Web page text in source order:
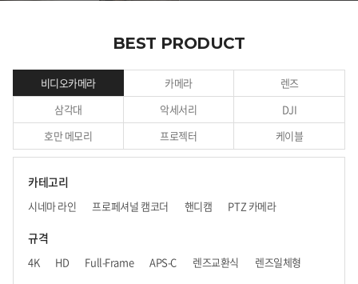
BEST PRODUCT
비디오카메라 카메라
렌즈
삼각대
악세서리
DJI
호만 메모리
프로젝터 케이블
카테고리
시네마 라인 프로페셔널 캠코더 핸디캠 PTZ 카메라
규격
4K HD Full-Frame APS-C 렌즈교환식 렌즈일체형